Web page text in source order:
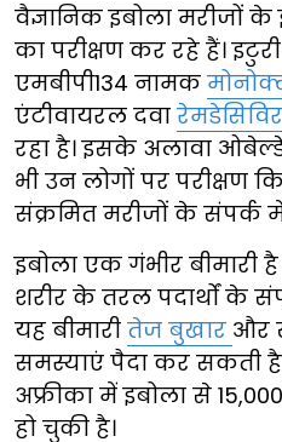
वैज्ञानिक इबोला मरीजों
का परीक्षण कर रहे हैं।
एमबीपी134 नामक
एंटीवायरल दवा रेमडेसिविर
रहा है। इसके अलावा
भी उन लोगों पर परीक्षण
संक्रमित मरीजों के संपर्क
इबोला एक गंभीर बीमारी
शरीर के तरल पदार्थों के
यह बीमारी तेज बुखार और
समस्याएं पैदा कर सकती
अफ्रीका में इबोला से
हो चुकी है।